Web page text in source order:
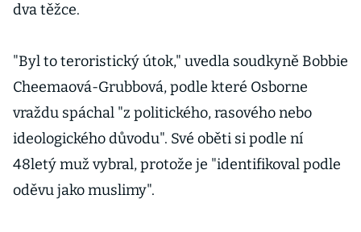
dva těžce.
"Byl to teroristický útok," uvedla soudkyně Bobbie
Cheemaová-Grubbová, podle které Osborne
vraždu spáchal "z politického, rasového nebo
ideologického důvodu". Své oběti si podle ní
48letý muž vybral, protože je "identifikoval podle
oděvu jako muslimy".